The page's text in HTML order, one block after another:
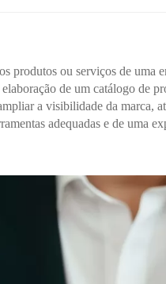
produtos ou serviços de uma
de um catálogo de
a visibilidade da marca,
adequadas e de uma